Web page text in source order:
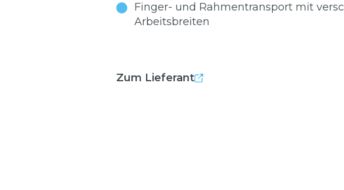
Finger- und Rahmentransport mit
Arbeitsbreiten
Zum Lieferant